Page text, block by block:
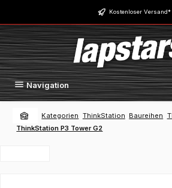
Zum Hauptinhalt springen Kostenloser Versand*
Navigation
Kategorien ThinkStation Baureihen
ThinkStation P3 Tower G2